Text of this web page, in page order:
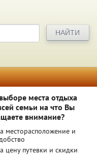
места отдыха
семьи на что Вы
внимание?
месторасположение и
цену путевки и скидки